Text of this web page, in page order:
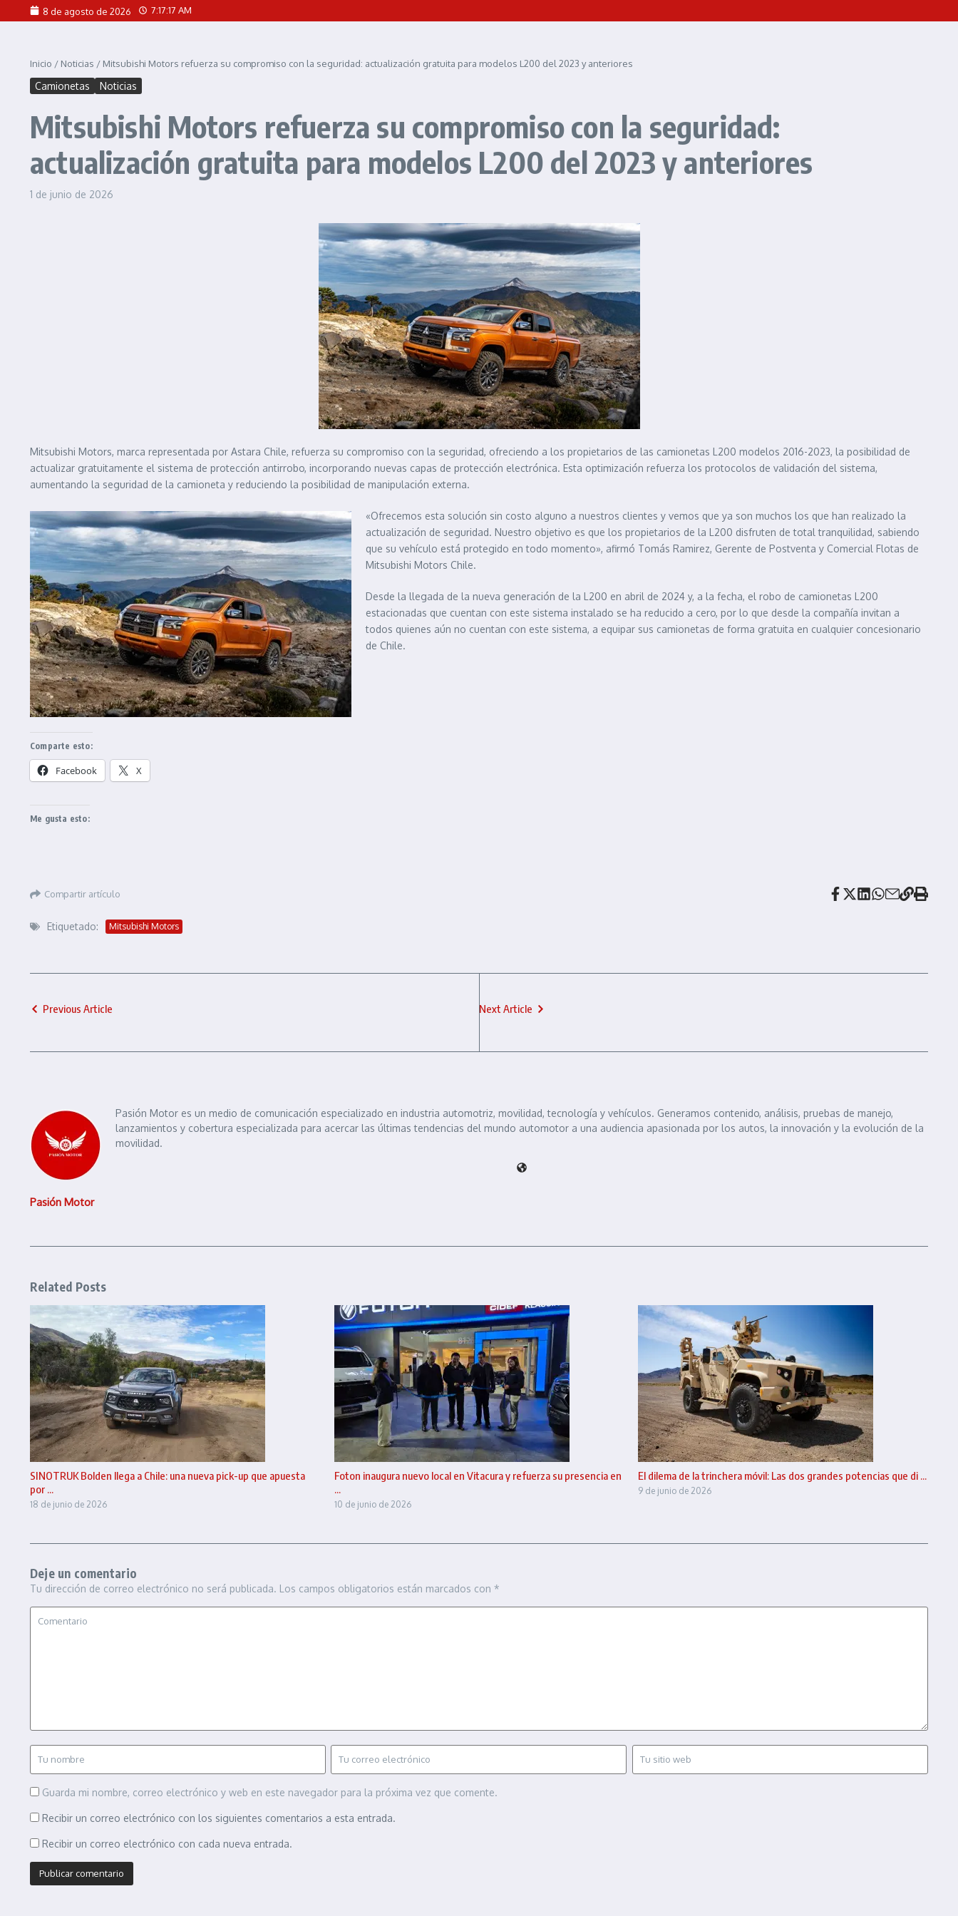
Saltar al contenido8 de agosto de 2026 7:17:18 AM
Inicio / Noticias / Mitsubishi Motors refuerza su compromiso con la seguridad: actualización gratuita para modelos L200 del 2023 y anteriores
Camionetas Noticias
Mitsubishi Motors refuerza su compromiso con la seguridad:
actualización gratuita para modelos L200 del 2023 y anteriores
1 de junio de 2026
Mitsubishi Motors, marca representada por Astara Chile, refuerza su compromiso con la seguridad, ofreciendo a los propietarios de las camionetas L200 modelos 2016-2023, la posibilidad de
actualizar gratuitamente el sistema de protección antirrobo, incorporando nuevas capas de protección electrónica. Esta optimización refuerza los protocolos de validación del sistema,
aumentando la seguridad de la camioneta y reduciendo la posibilidad de manipulación externa.
«Ofrecemos esta solución sin costo alguno a nuestros clientes y vemos que ya son muchos los que han realizado la
actualización de seguridad. Nuestro objetivo es que los propietarios de la L200 disfruten de total tranquilidad, sabiendo
que su vehículo está protegido en todo momento», afirmó Tomás Ramirez, Gerente de Postventa y Comercial Flotas de
Mitsubishi Motors Chile.
Desde la llegada de la nueva generación de la L200 en abril de 2024 y, a la fecha, el robo de camionetas L200
estacionadas que cuentan con este sistema instalado se ha reducido a cero, por lo que desde la compañía invitan a
todos quienes aún no cuentan con este sistema, a equipar sus camionetas de forma gratuita en cualquier concesionario
de Chile.
Comparte esto:
Facebook X
Me gusta esto:
Compartir artículo
Etiquetado: Mitsubishi Motors
Previous Article Next Article
Pasión Motor
Pasión Motor es un medio de comunicación especializado en industria automotriz, movilidad, tecnología y vehículos. Generamos contenido, análisis, pruebas de manejo,
lanzamientos y cobertura especializada para acercar las últimas tendencias del mundo automotor a una audiencia apasionada por los autos, la innovación y la evolución de la
movilidad.
Related Posts
SINOTRUK Bolden llega a Chile: una nueva pick-up que apuesta
por ...
18 de junio de 2026
Foton inaugura nuevo local en Vitacura y refuerza su presencia en
...
10 de junio de 2026
El dilema de la trinchera móvil: Las dos grandes potencias que di ...
9 de junio de 2026
Deje un comentario
Tu dirección de correo electrónico no será publicada. Los campos obligatorios están marcados con *
Guarda mi nombre, correo electrónico y web en este navegador para la próxima vez que comente.
Recibir un correo electrónico con los siguientes comentarios a esta entrada.
Recibir un correo electrónico con cada nueva entrada.